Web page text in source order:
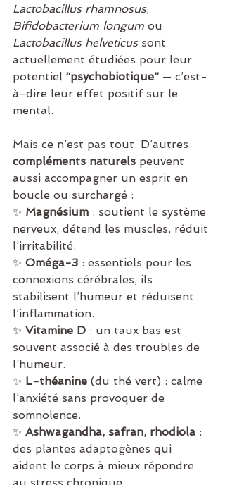
Lactobacillus rhamnosus,
Bifidobacterium longum ou
Lactobacillus helveticus sont
actuellement étudiées pour leur
potentiel “psychobiotique” — c’est-
à-dire leur effet positif sur le
mental.
Mais ce n’est pas tout. D’autres
compléments naturels peuvent
aussi accompagner un esprit en
boucle ou surchargé :
✨ Magnésium : soutient le système
nerveux, détend les muscles, réduit
l’irritabilité.
✨ Oméga-3 : essentiels pour les
connexions cérébrales, ils
stabilisent l’humeur et réduisent
l’inflammation.
✨ Vitamine D : un taux bas est
souvent associé à des troubles de
l’humeur.
✨ L-théanine (du thé vert) : calme
l’anxiété sans provoquer de
somnolence.
✨ Ashwagandha, safran, rhodiola :
des plantes adaptogènes qui
aident le corps à mieux répondre